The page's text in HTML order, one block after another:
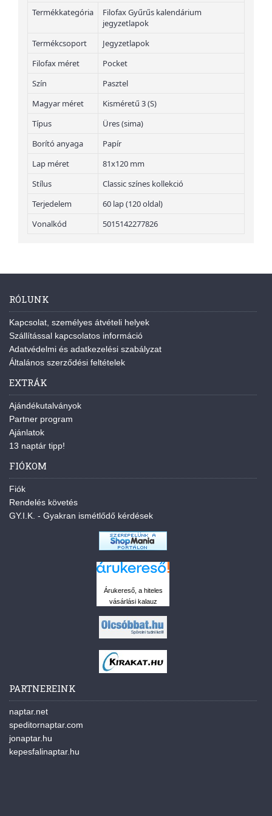
Termékkategória
Filofax Gyűrűs kalendárium
jegyzetlapok
Termékcsoport
Jegyzetlapok
Filofax méret
Pocket
Szín
Pasztel
Magyar méret
Kisméretű 3 (S)
Típus
Üres (sima)
Borító anyaga
Papír
Lap méret
81x120 mm
Stílus
Classic színes kollekció
Terjedelem
60 lap (120 oldal)
Vonalkód
5015142277826
RÓLUNK
Kapcsolat, személyes átvételi helyek
Szállítással kapcsolatos információ
Adatvédelmi és adatkezelési szabályzat
Általános szerződési feltételek
EXTRÁK
Ajándékutalványok
Partner program
Ajánlatok
13 naptár tipp!
FIÓKOM
Fiók
Rendelés követés
GY.I.K. - Gyakran ismétlődő kérdések
Árukereső, a hiteles
vásárlási kalauz
PARTNEREINK
naptar.net
speditornaptar.com
jonaptar.hu
kepesfalinaptar.hu